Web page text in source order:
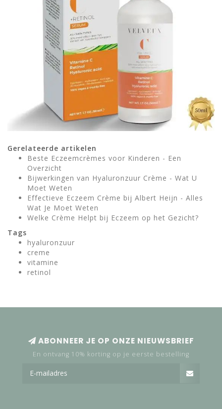
Gerelateerde artikelen
Beste Eczeemcrèmes voor Kinderen - Een
Overzicht
Bijwerkingen van Hyaluronzuur Crème - Wat U
Moet Weten
Effectieve Eczeem Crème bij Albert Heijn - Alles
Wat Je Moet Weten
Welke Crème Helpt bij Eczeem op het Gezicht?
Tags
hyaluronzuur
creme
vitamine
retinol
ABONNEER JE OP ONZE NIEUWSBRIEF
En ontvang 10% korting op je eerste bestelling